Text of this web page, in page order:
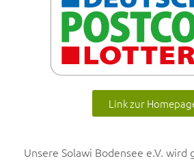
Link zur
Unsere Solawi Bodensee e.V.